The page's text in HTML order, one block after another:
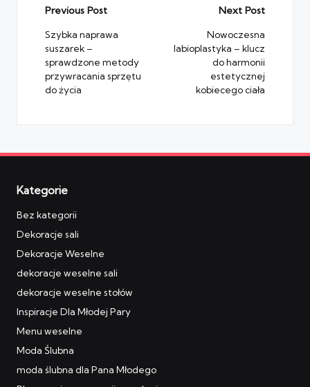
Post
navigation
Previous Post
Szybka naprawa
suszarek –
sprawdzone metody
przywracania sprzętu
do życia
Next Post
Nowoczesna
labioplastyka – klucz
do harmonii
estetycznej
kobiecego ciała
Kategorie
Bez kategorii
Dekoracje sali
Dekoracje Weselne
dekoracje weselne sali
dekoracje weselne stołów
Inspiracje Dla Młodej Pary
Menu weselne
Moda Ślubna
moda ślubna dla Pana Młodego